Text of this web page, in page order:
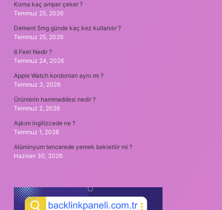
Korna kaç amper çeker ?
Temmuz 25, 2026
Dement 5mg günde kaç kez kullanılır ?
Temmuz 25, 2026
6 Feet Nedir ?
Temmuz 24, 2026
Apple Watch kordonları aynı mı ?
Temmuz 3, 2026
Ürünlerin hammaddesi nedir ?
Temmuz 2, 2026
Aşkım ingilizcede ne ?
Temmuz 1, 2026
Alüminyum tencerede yemek bekletilir mi ?
Haziran 30, 2026